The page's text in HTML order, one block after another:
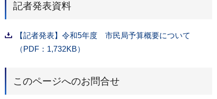
記者発表資料
【記者発表】令和5年度 市民局予算概要について
（PDF：1,732KB）
このページへのお問合せ